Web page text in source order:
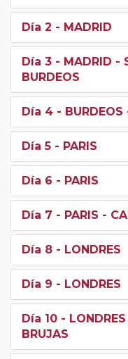
Día 2 - MADRID
Día 3 - MADRID -
BURDEOS
Día 4 - BURDEOS
Día 5 - PARIS
Día 6 - PARIS
Día 7 - PARIS -
Día 8 - LONDRES
Día 9 - LONDRES
Día 10 -
BRUJAS